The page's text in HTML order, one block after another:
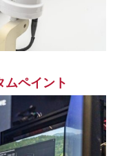
ムペイント